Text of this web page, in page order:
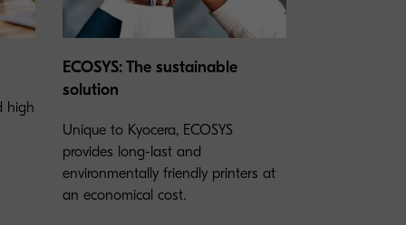
high
ECOSYS: The sustainable
solution
Unique to Kyocera, ECOSYS
provides long-last and
environmentally friendly printers at
an economical cost.